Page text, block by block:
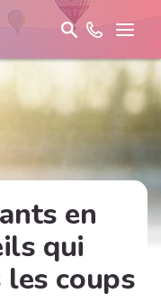
en
qui
coups